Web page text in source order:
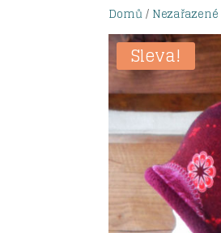
Domů/ Nezařazené
Sleva!